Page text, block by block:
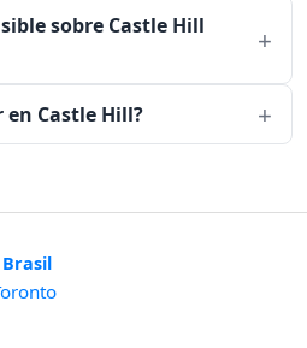
sobre Castle Hill
en Castle Hill?
Brasil